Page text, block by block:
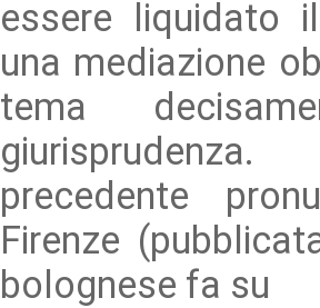
essere liquidato
una mediazione
tema
precedente
Firenze
bolognese fa su